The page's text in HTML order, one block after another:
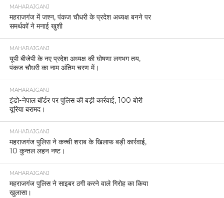
MAHARAJGANJ
महराजगंज में जश्न, पंकज चौधरी के प्रदेश अध्यक्ष बनने पर
समर्थकों ने मनाई खुशी
MAHARAJGANJ
यूपी बीजेपी के नए प्रदेश अध्यक्ष की घोषणा लगभग तय,
पंकज चौधरी का नाम अंतिम चरण में।
MAHARAJGANJ
इंडो-नेपाल बॉर्डर पर पुलिस की बड़ी कार्रवाई, 100 बोरी
यूरिया बरामद।
MAHARAJGANJ
महराजगंज पुलिस ने कच्ची शराब के खिलाफ बड़ी कार्रवाई,
10 कुन्तल लहन नष्ट।
MAHARAJGANJ
महराजगंज पुलिस ने साइबर ठगी करने वाले गिरोह का किया
खुलासा।